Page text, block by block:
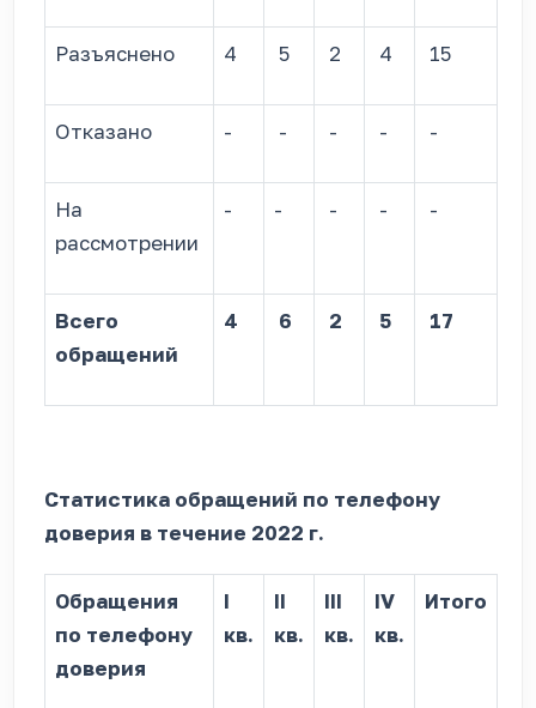
Разъяснено 4 5 2 4 15
Отказано - - - - -
На
рассмотрении
- - - - -
Всего
обращений
4 6 2 5 17
Статистика обращений по телефону
доверия в течение 2022 г.
Обращения
по телефону
доверия
I
кв.
II
кв.
III
кв.
IV
кв.
Итого